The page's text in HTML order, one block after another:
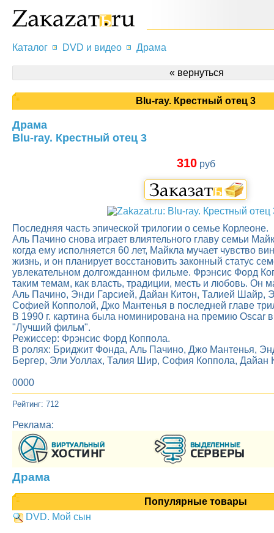
Каталог DVD и видео Драма
« вернуться
Blu-ray. Крестный отец 3
Драма
Blu-ray. Крестный отец 3
310руб
Последняя часть эпической трилогии о семье Корлеоне.
Аль Пачино снова играет влиятельного главу семьи
когда ему исполняется 60 лет, Майкла мучает чувство
жизнь, и он планирует восстановить законный статус
увлекательном долгожданном фильме. Фрэнсис Форд
таким темам, как власть, традиции, месть и любовь. Он
Аль Пачино, Энди Гарсией, Дайан Китон, Талией Шайр,
Софией Копполой, Джо Мантенья в последней главе
В 1990 г. картина была номинирована на премию Oscar
"Лучший фильм".
Режиссер: Фрэнсис Форд Коппола.
В ролях: Бриджит Фонда, Аль Пачино, Джо Мантенья,
Бергер, Эли Уоллах, Талия Шир, София Коппола, Дайан
0000
Рейтинг: 712
Реклама:
Драма
Популярные товары
DVD. Мой сын